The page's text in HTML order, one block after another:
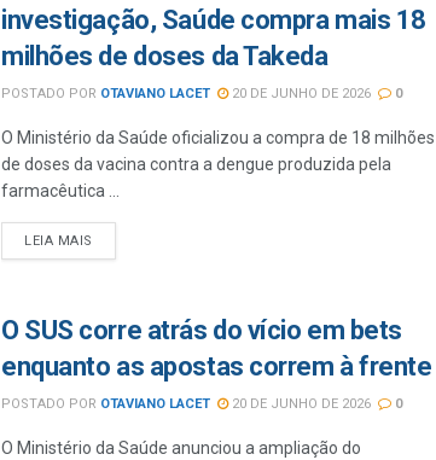
investigação, Saúde compra mais 18
milhões de doses da Takeda
POSTADO POR OTAVIANO LACET 20 DE JUNHO DE 2026 0
O Ministério da Saúde oficializou a compra de 18 milhões
de doses da vacina contra a dengue produzida pela
farmacêutica ...
LEIA MAIS
O SUS corre atrás do vício em bets
enquanto as apostas correm à frente
POSTADO POR OTAVIANO LACET 20 DE JUNHO DE 2026 0
O Ministério da Saúde anunciou a ampliação do